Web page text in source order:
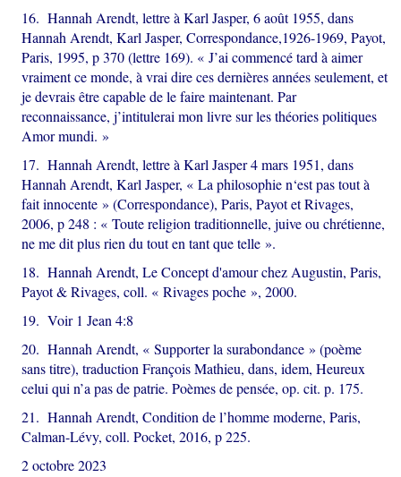
16. Hannah Arendt, lettre à Karl Jasper, 6 août 1955, dans
Hannah Arendt, Karl Jasper, Correspondance,1926-1969, Payot,
Paris, 1995, p 370 (lettre 169). « J’ai commencé tard à aimer
vraiment ce monde, à vrai dire ces dernières années seulement, et
je devrais être capable de le faire maintenant. Par
reconnaissance, j’intitulerai mon livre sur les théories politiques
Amor mundi. »
17. Hannah Arendt, lettre à Karl Jasper 4 mars 1951, dans
Hannah Arendt, Karl Jasper, « La philosophie n‘est pas tout à
fait innocente » (Correspondance), Paris, Payot et Rivages,
2006, p 248 : « Toute religion traditionnelle, juive ou chrétienne,
ne me dit plus rien du tout en tant que telle ».
18. Hannah Arendt, Le Concept d'amour chez Augustin, Paris,
Payot & Rivages, coll. « Rivages poche », 2000.
19. Voir 1 Jean 4:8
20. Hannah Arendt, « Supporter la surabondance » (poème
sans titre), traduction François Mathieu, dans, idem, Heureux
celui qui n’a pas de patrie. Poèmes de pensée, op. cit. p. 175.
21. Hannah Arendt, Condition de l’homme moderne, Paris,
Calman-Lévy, coll. Pocket, 2016, p 225.
2 octobre 2023